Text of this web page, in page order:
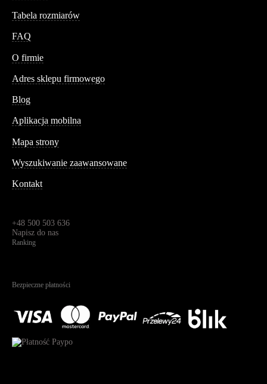
Tabela rozmiarów
FAQ
O firmie
Adres sklepu firmowego
Blog
Aplikacja mobilna
Mapa strony
Wyszukiwanie zaawansowane
Kontakt
+48 500 503 636
Napisz do nas
Ranking
Bezpieczne płatności